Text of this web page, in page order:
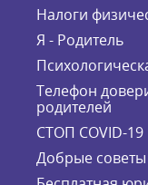
Налоги
Я - Родитель
Телефон
родителей
СТОП COVID-19
Добрые